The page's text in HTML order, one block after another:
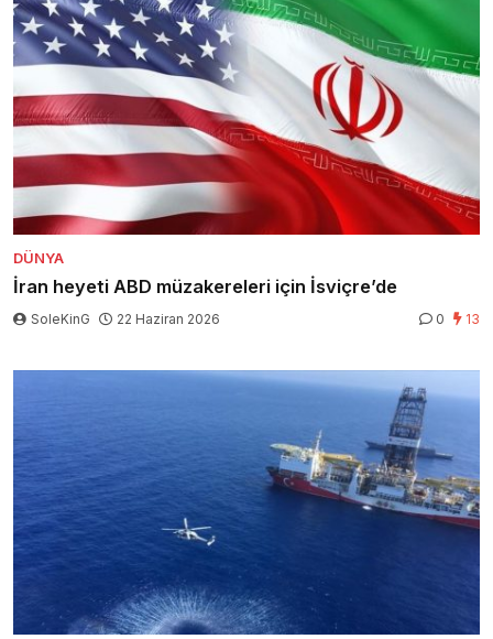
DÜNYA
İran heyeti ABD müzakereleri için İsviçre’de
SoleKinG 22 Haziran 2026 0 13